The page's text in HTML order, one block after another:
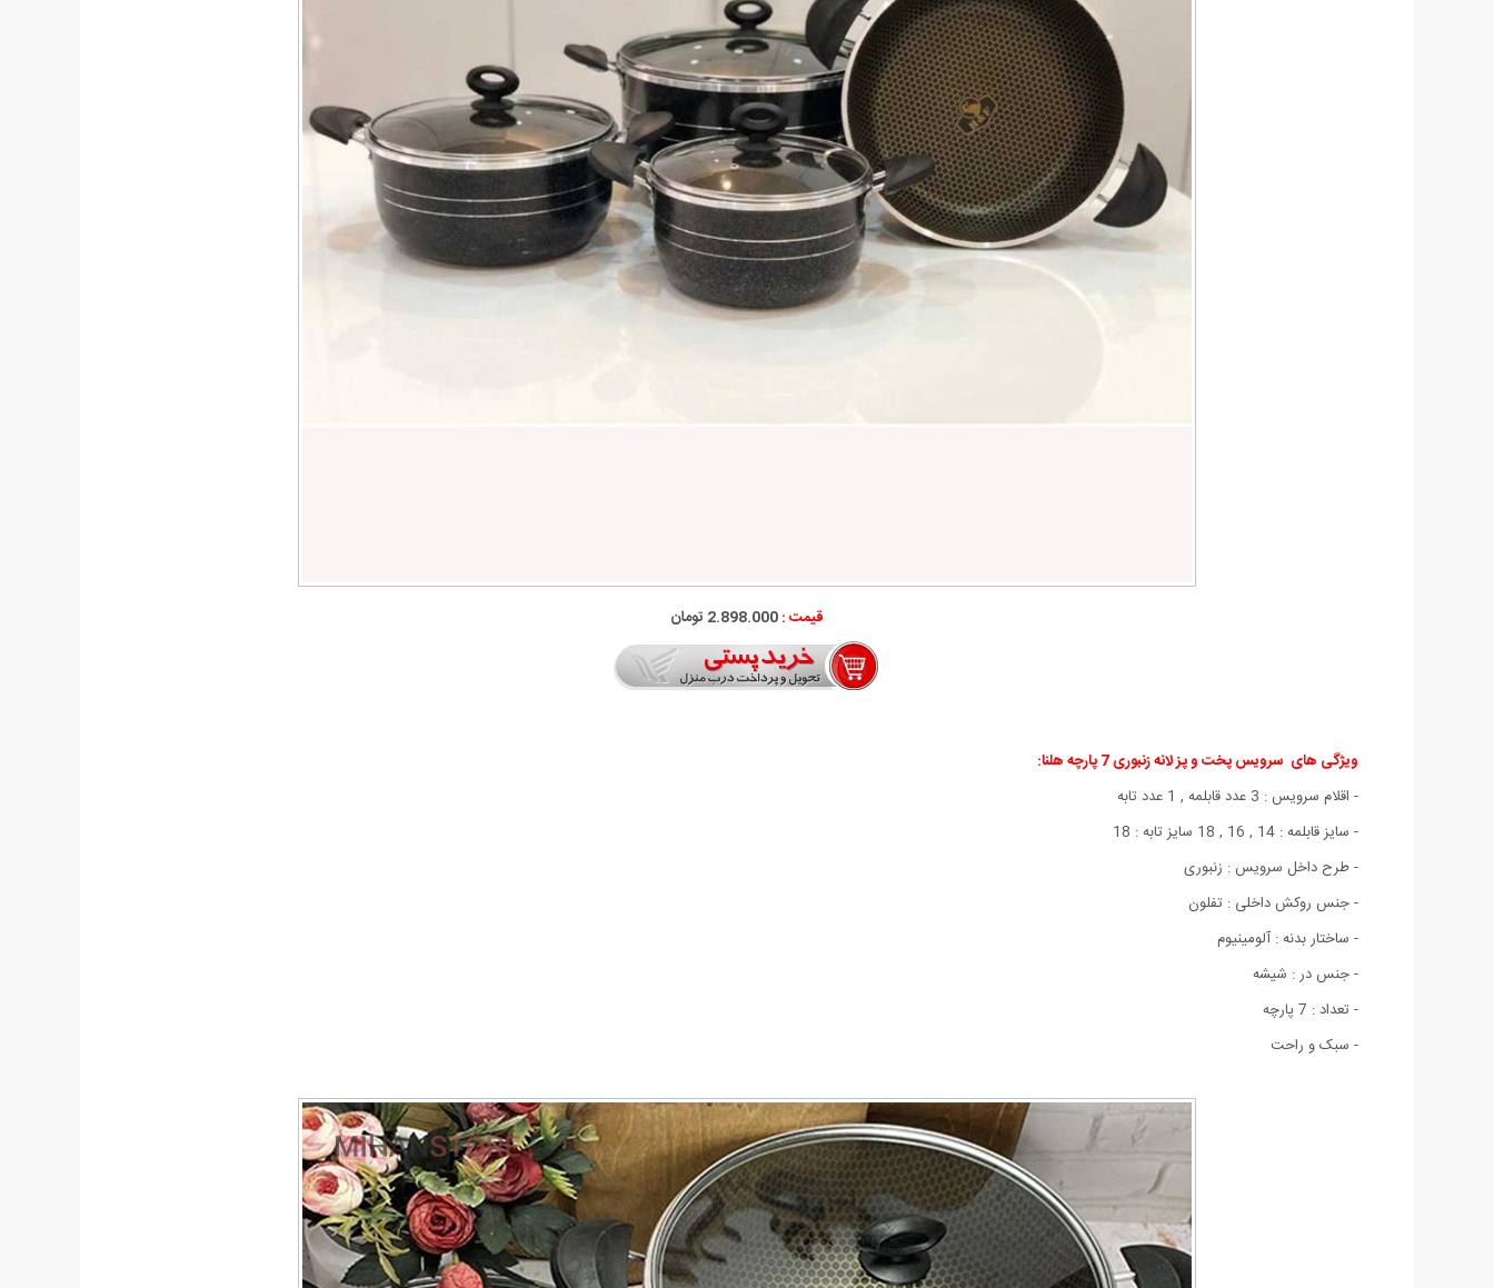
قیمت :2.898.000 تومان
ویژگی های سرویس پخت و پز لانه زنبوری 7 پارچه هلنا:
- اقلام سرویس : 3 عدد قابلمه , 1 عدد تابه
- سایز قابلمه : 14 , 16 , 18 سایز تابه : 18
- طرح داخل سرویس : زنبوری
- جنس روکش داخلی : تفلون
- ساختار بدنه : آلومینیوم
- جنس در : شیشه
- تعداد : 7 پارچه
- سبک و راحت